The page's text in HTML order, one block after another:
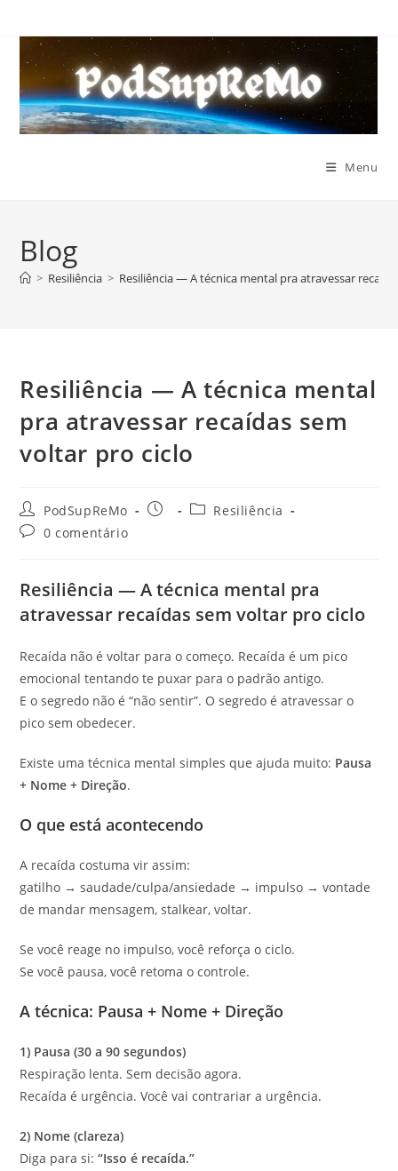
para
conteúdo
Menu
Blog
> Resiliência > Resiliência — A técnica mental pra atravessar
Resiliência — A técnica mental
pra atravessar recaídas sem
voltar pro ciclo
Autor
do
post:
PodSupReMo
Post
Categoria
Resiliência
Comentários
0 comentário
Resiliência — A técnica mental pra
atravessar recaídas sem voltar pro ciclo
Recaída não é voltar para o começo. Recaída é um pico
emocional tentando te puxar para o padrão antigo.
E o segredo não é “não sentir”. O segredo é atravessar o
pico sem obedecer.
Existe uma técnica mental simples que ajuda muito: Pausa
+ Nome + Direção.
O que está acontecendo
A recaída costuma vir assim:
gatilho → saudade/culpa/ansiedade → impulso → vontade
de mandar mensagem, stalkear, voltar.
Se você reage no impulso, você reforça o ciclo.
Se você pausa, você retoma o controle.
A técnica: Pausa + Nome + Direção
1) Pausa (30 a 90 segundos)
Respiração lenta. Sem decisão agora.
Recaída é urgência. Você vai contrariar a urgência.
2) Nome (clareza)
Diga para si:“Isso é recaída.”